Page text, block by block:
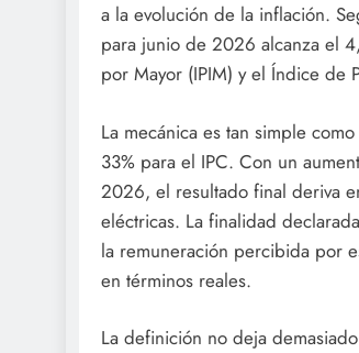
a la evolución de la inflación.
para junio de 2026 alcanza el
por Mayor (IPIM) y el Índice de
La mecánica es tan simple
33% para el IPC. Con un
2026, el resultado final deriva
eléctricas. La finalidad
la remuneración percibida por
en términos reales.
La definición no deja